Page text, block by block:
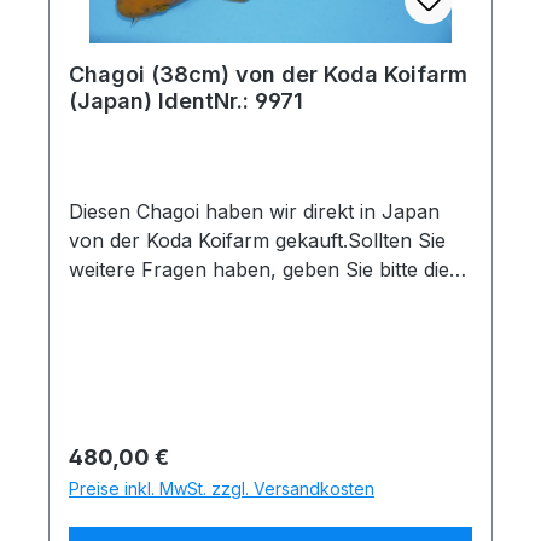
starke Unterschiede von Foto zur aktuellen
Entwicklung festgestellt werden, senden wir
Ihnen selbstverständlich vor dem
Zustandekommen des Kaufvertrages
keiner Garantie.
Chagoi (38cm) von der Koda Koifarm
(Japan) IdentNr.: 9971
Diesen Chagoi haben wir direkt in Japan
von der Koda Koifarm gekauft.Sollten Sie
weitere Fragen haben, geben Sie bitte die
hinter sich. Nach einer kurzen Inspektion
könnte er sofort mitgenommen
werdenUnsere 50% Rabatt
Sonderaktion:Sie suchen sich 3 Koi aus
Regulärer Preis:
480,00 €
Preise inkl. MwSt. zzgl. Versandkosten